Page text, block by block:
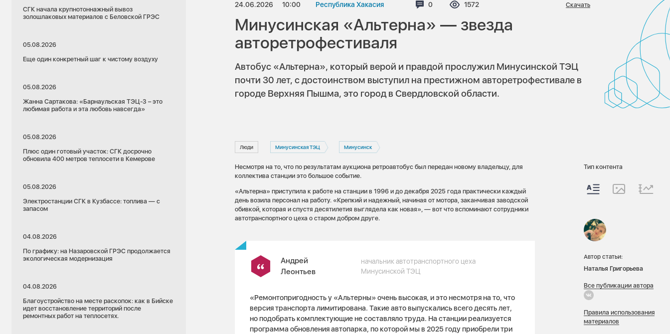
СГК начала крупнотоннажный вывоз
золошлаковых материалов с Беловской ГРЭС
05.08.2026
Еще один конкретный шаг к чистому воздуху
05.08.2026
Жанна Сартакова: «Барнаульская ТЭЦ-3 – это
любимая работа и эта любовь навсегда»
05.08.2026
Плюс один готовый участок: СГК досрочно
обновила 400 метров теплосети в Кемерове
05.08.2026
Электростанции СГК в Кузбассе: топлива — с
запасом
04.08.2026
По графику: на Назаровской ГРЭС продолжается
экологическая модернизация
04.08.2026
Благоустройство на месте раскопок: как в Бийске
идет восстановление территорий после
ремонтных работ на теплосетях.
24.06.2026 10:00 Республика Хакасия Комментариев:
0 Просмотров:
1572 Скачать
Минусинская «Альтерна» — звезда
авторетрофестиваля
Автобус «Альтерна», который верой и правдой прослужил Минусинской ТЭЦ
почти 30 лет, с достоинством выступил на престижном авторетрофестивале в
городе Верхняя Пышма, это город в Свердловской области.
Люди Минусинская ТЭЦ Минусинск
Несмотря на то, что по результатам аукциона ретроавтобус был передан новому владельцу, для
коллектива станции это большое событие.
«Альтерна» приступила к работе на станции в 1996 и до декабря 2025 года практически каждый
день возила персонал на работу. «Крепкий и надежный, начиная от мотора, заканчивая заводской
обивкой, которая и спустя десятилетия выглядела как новая», — вот что вспоминают сотрудники
автотранспортного цеха о старом добром друге.
Андрей
Леонтьев
начальник автотранспортного цеха
Минусинской ТЭЦ
«Ремонтопригодность у «Альтерны» очень высокая, и это несмотря на то, что
версия транспорта лимитирована. Такие авто выпускались всего десять лет,
но подобрать комплектующие не составляло труда. На станции реализуется
программа обновления автопарка, по которой мы в 2025 году приобрели три
Тип контента
Автор статьи:
Наталья Григорьева
Все публикации автора
Правила использования
материалов